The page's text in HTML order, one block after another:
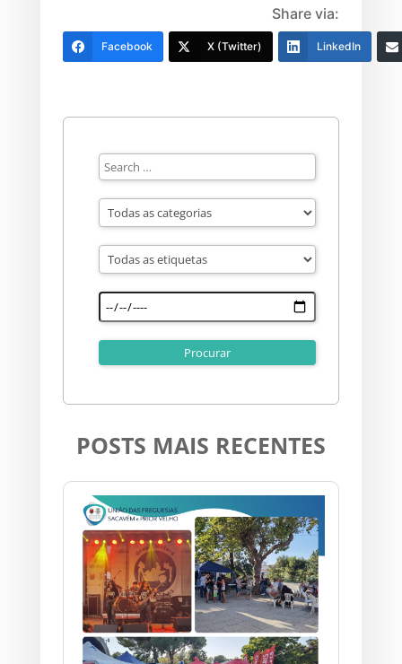
Share via:
Facebook X (Twitter) LinkedIn
POSTS MAIS RECENTES